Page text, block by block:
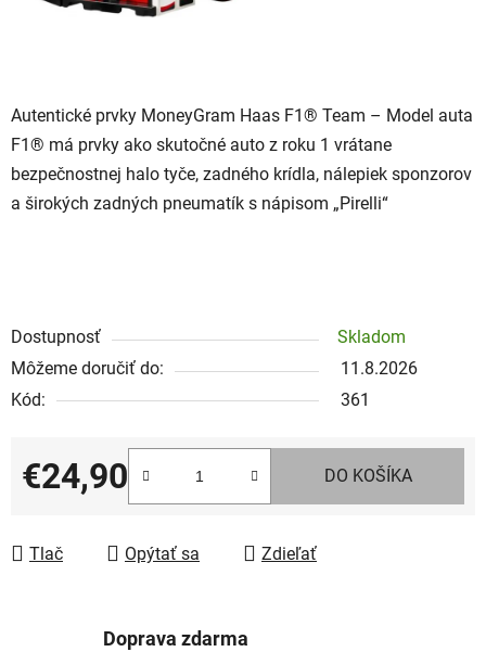
Autentické prvky MoneyGram Haas F1® Team – Model auta
F1® má prvky ako skutočné auto z roku 1 vrátane
bezpečnostnej halo tyče, zadného krídla, nálepiek sponzorov
a širokých zadných pneumatík s nápisom „Pirelli“
Dostupnosť
Skladom
Môžeme doručiť do:
11.8.2026
Kód:
361
€24,90
Jednotková cena:
DO KOŠÍKA
Tlač Opýtať sa Zdieľať
Doprava zdarma